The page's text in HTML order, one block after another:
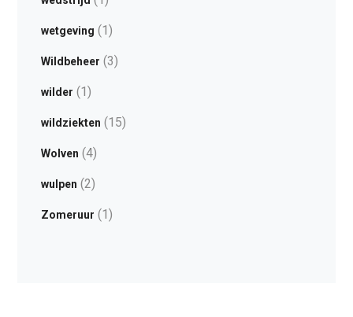
wetgeving (1)
Wildbeheer (3)
wilder (1)
wildziekten (15)
Wolven (4)
wulpen (2)
Zomeruur (1)